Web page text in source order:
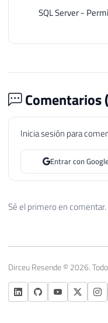
SQL Server -
Comentarios (
Inicia sesión para
Entrar con Google
Sé el primero en comentar.
Dirceu Resende © 2026.